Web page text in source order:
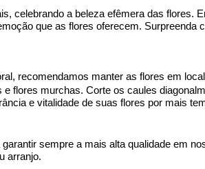
celebrando a beleza efêmera das flores.
que as flores oferecem.
recomendamos manter as flores em
flores murchas. Corte os caules
e vitalidade de suas flores por mais
sempre a mais alta qualidade em
arranjo.